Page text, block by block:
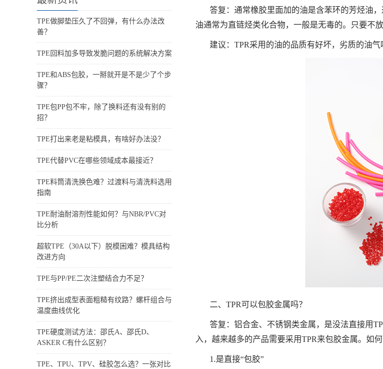
TPE做脚垫压久了不回弹，有什么办法改
善？
TPE回料加多导致发脆问题的系统解决方案
TPE和ABS包胶，一掰就开是不是少了个步
骤？
TPE包PP包不牢，除了换料还有没有别的
招？
TPE打出来老是粘模具，有啥好办法没？
TPE代替PVC在哪些领域成本最接近？
TPE料筒清洗换色难？过渡料与清洗料选用
指南
TPE耐油耐溶剂性能如何？与NBR/PVC对
比分析
超软TPE（30A以下）脱模困难？模具结构
改进方向
TPE与PP/PE二次注塑结合力不足？
TPE挤出成型表面粗糙有纹路？螺杆组合与
温度曲线优化
TPE硬度测试方法：邵氏A、邵氏D、
ASKER C有什么区别？
TPE、TPU、TPV、硅胶怎么选？一张对比
答复：通常橡胶里面加的油是含苯环的芳烃油
油通常为直链烃类化合物，一般是无毒的。只要不
建议：TPR采用的油的品质有好坏，劣质的油
二、TPR可以包胶金属吗？
答复：铝合金、不锈钢类金属，是没法直接用
入，越来越多的产品需要采用TPR来包胶金属。如
1.是直接“包胶”